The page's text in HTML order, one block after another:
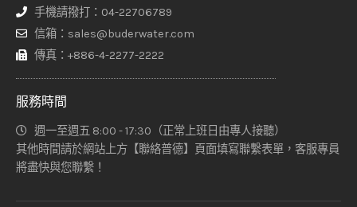
手機請撥打：04-22706789
信箱：sales@buderwater.com
傳真：+886-4-2277-2222
服務時間
週一至週五 8:00 - 17:30（正常上班日由專人接聽）
其他時間請於網站上方【聯絡普德】頁面填寫聯繫表單，客服專員
將盡快與您聯繫！